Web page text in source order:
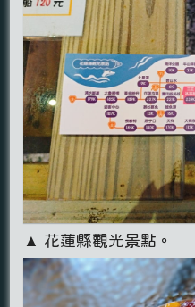
▲ 花蓮縣觀光景點。